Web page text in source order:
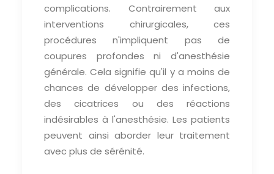
complications. Contrairement aux
interventions chirurgicales, ces
procédures n'impliquent pas de
coupures profondes ni d'anesthésie
générale. Cela signifie qu'il y a moins de
chances de développer des infections,
des cicatrices ou des réactions
indésirables à l'anesthésie. Les patients
peuvent ainsi aborder leur traitement
avec plus de sérénité.